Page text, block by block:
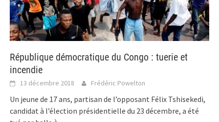
République démocratique du Congo : tuerie et
incendie
13 décembre 2018 Frédéric Powelton
Un jeune de 17 ans, partisan de l’opposant Félix Tshisekedi,
candidat à l’élection présidentielle du 23 décembre, a été